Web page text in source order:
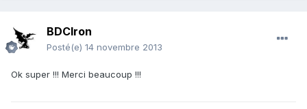
BDCIron
Posté(e) 14 novembre 2013
Ok super !!! Merci beaucoup !!!